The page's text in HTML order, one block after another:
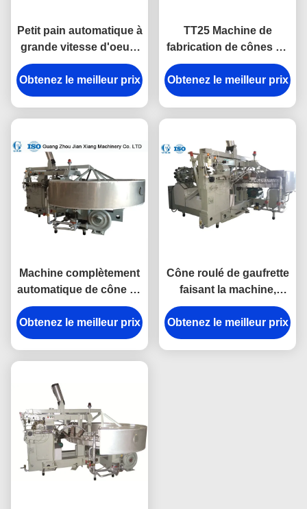
Petit pain automatique à
grande vitesse d'oeufs
faisant la machine avec
la consommation de 18-
20kg/H LPG
Obtenez le meilleur prix
TT25 Machine de
fabrication de cônes de
gaufres
L3.2xW2.7xH2.1M Avec
une pression d'air
Obtenez le meilleur prix
Machine complètement
automatique de cône de
gaufrette de crème
glacée pour l'usine de
casse-croûte
Obtenez le meilleur prix
Cône roulé de gaufrette
faisant la machine,
machine de biscuit de
crème glacée garantie
d'un an
Obtenez le meilleur prix